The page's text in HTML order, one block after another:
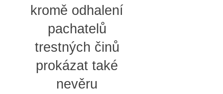
kromě odhalení
pachatelů
trestných činů
prokázat také
nevěru